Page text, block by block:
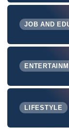
JOB AND
LIFESTYLE